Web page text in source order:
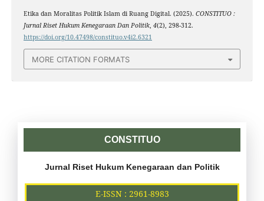
Etika dan Moralitas Politik Islam di Ruang Digital. (2025). CONSTITUO :
Jurnal Riset Hukum Kenegaraan Dan Politik, 4(2), 298-312.
https://doi.org/10.47498/constituo.v4i2.6321
MORE CITATION FORMATS
CONSTITUO
Jurnal Riset Hukum Kenegaraan dan Politik
E-ISSN : 2961-8983